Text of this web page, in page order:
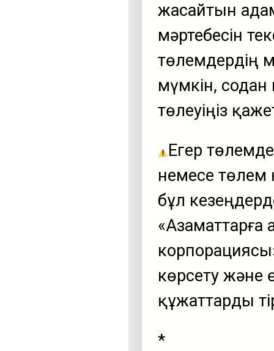
жасайтын
мәртебесін
төлемдердің
мүмкін, содан
төлеуіңіз
Егер
немесе төлем
бұл
«Азаматтарға
көрсету және
құжаттарды
*